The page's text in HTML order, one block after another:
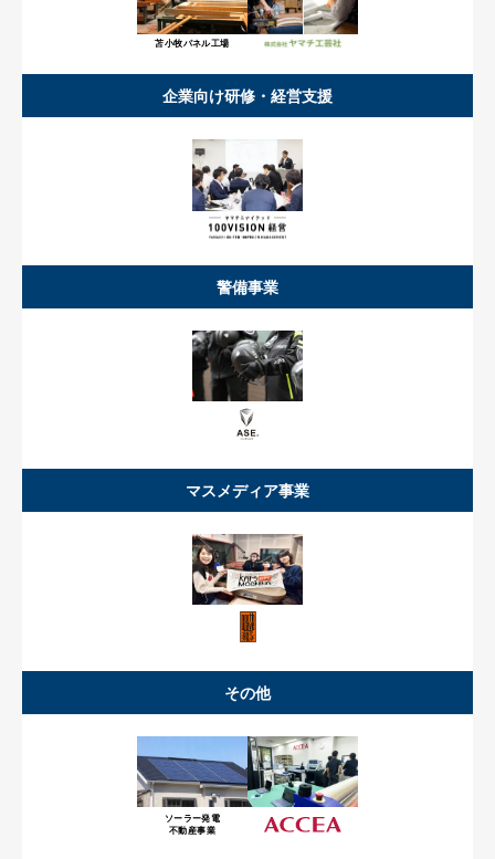
苫小牧パネル工場
企業向け研修・経営支援
警備事業
マスメディア事業
その他
ソーラー発電
不動産事業